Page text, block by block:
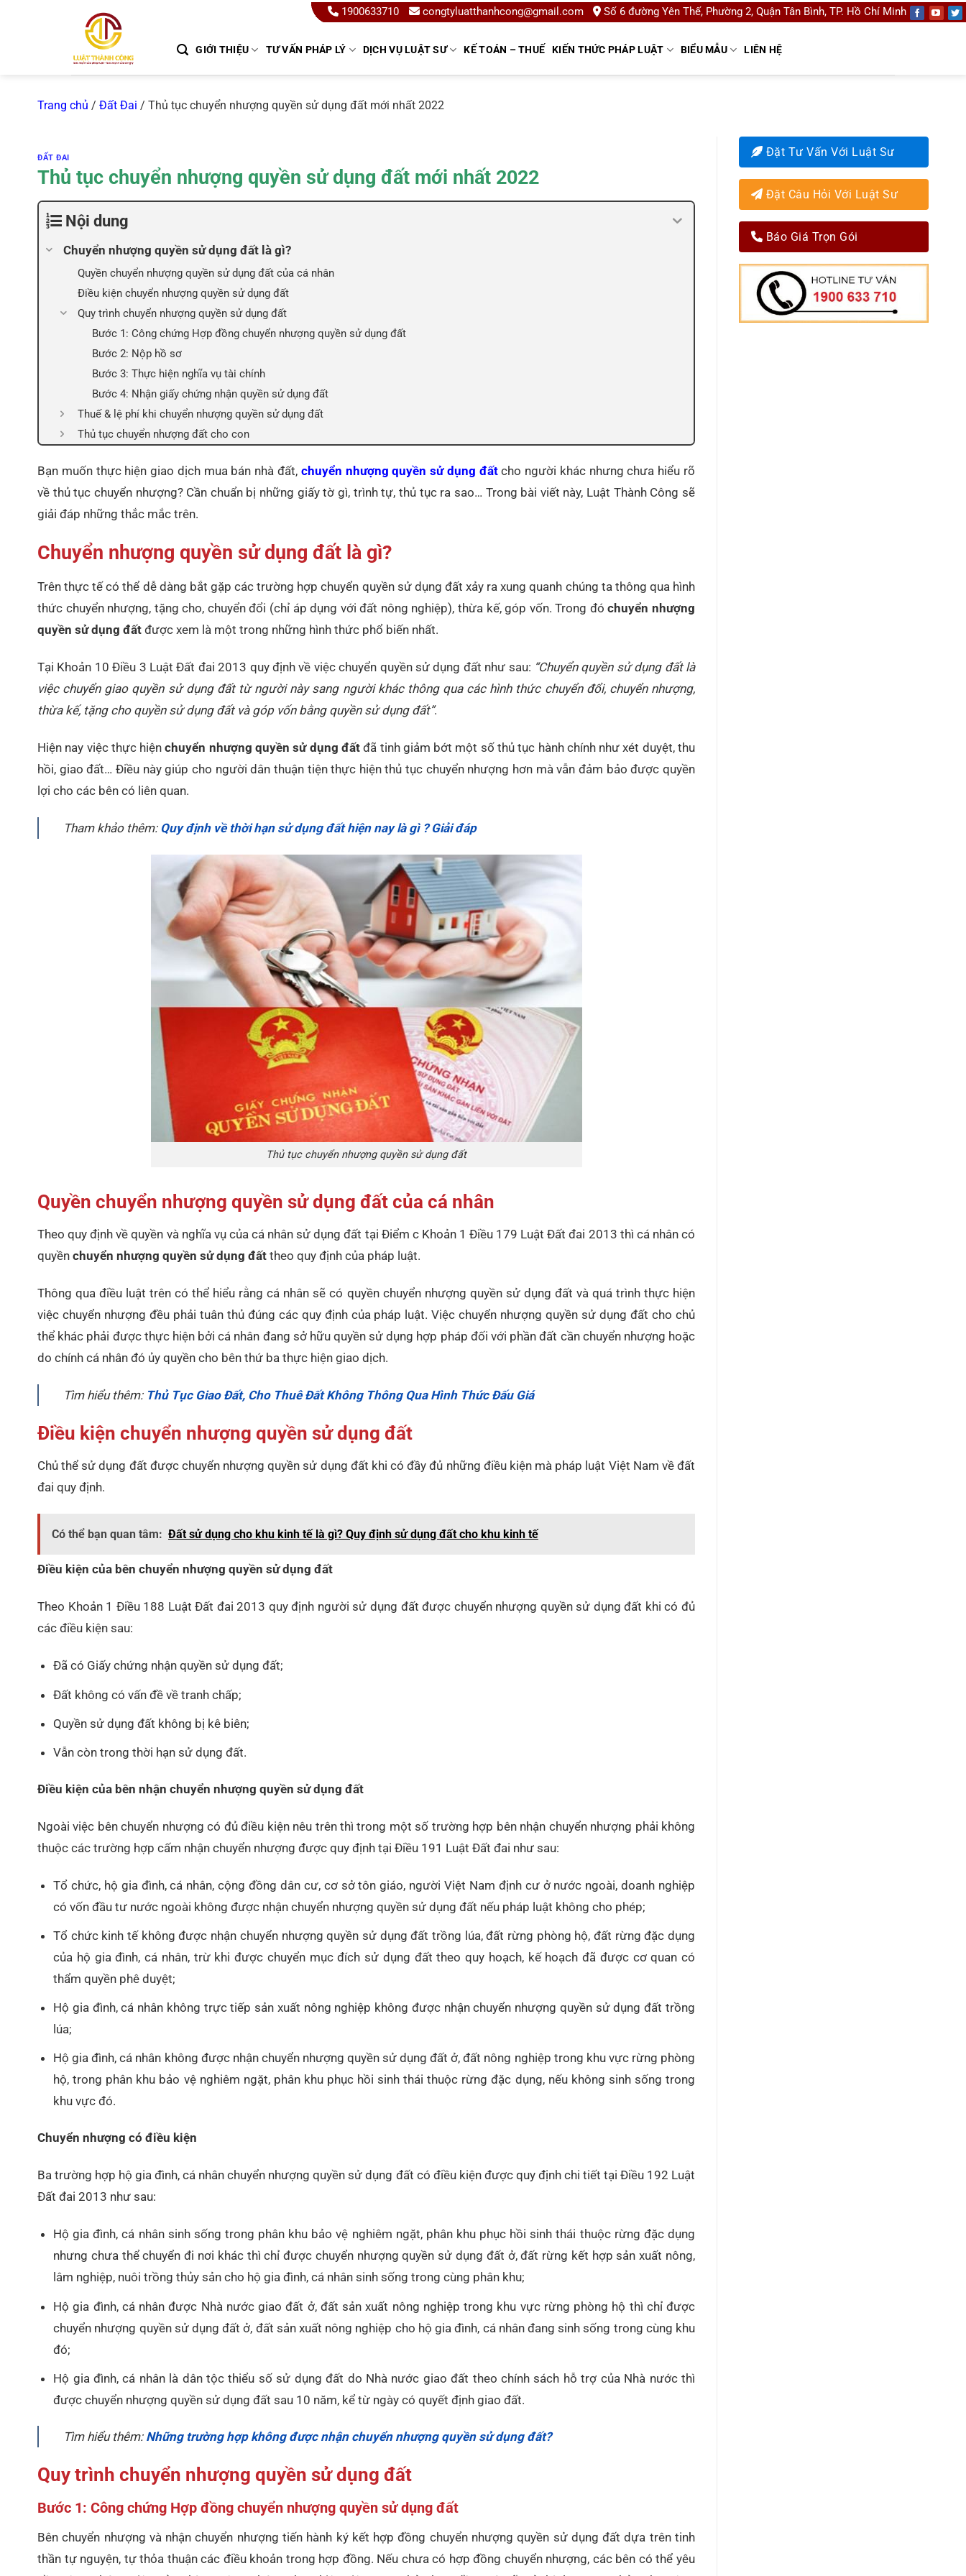
1900633710 congtyluatthanhcong@gmail.com Số 6 đường Yên Thế, Phường 2, Quận Tân Bình, TP. Hồ Chí Minh
GIỚI THIỆU TƯ VẤN PHÁP LÝ DỊCH VỤ LUẬT SƯ KẾ TOÁN – THUẾ KIẾN THỨC PHÁP LUẬT BIỂU MẪU LIÊN HỆ
Trang chủ / Đất Đai / Thủ tục chuyển nhượng quyền sử dụng đất mới nhất 2022
ĐẤT ĐAI
Thủ tục chuyển nhượng quyền sử dụng đất mới nhất 2022
Nội dung
Chuyển nhượng quyền sử dụng đất là gì?
Quyền chuyển nhượng quyền sử dụng đất của cá nhân
Điều kiện chuyển nhượng quyền sử dụng đất
Quy trình chuyển nhượng quyền sử dụng đất
Bước 1: Công chứng Hợp đồng chuyển nhượng quyền sử dụng đất
Bước 2: Nộp hồ sơ
Bước 3: Thực hiện nghĩa vụ tài chính
Bước 4: Nhận giấy chứng nhận quyền sử dụng đất
Thuế & lệ phí khi chuyển nhượng quyền sử dụng đất
Thủ tục chuyển nhượng đất cho con
Bạn muốn thực hiện giao dịch mua bán nhà đất, chuyển nhượng quyền sử dụng đấtcho người khác nhưng chưa hiểu rõ
về thủ tục chuyển nhượng? Cần chuẩn bị những giấy tờ gì, trình tự, thủ tục ra sao… Trong bài viết này, Luật Thành Công sẽ
giải đáp những thắc mắc trên.
Chuyển nhượng quyền sử dụng đất là gì?
Trên thực tế có thể dễ dàng bắt gặp các trường hợp chuyển quyền sử dụng đất xảy ra xung quanh chúng ta thông qua hình
thức chuyển nhượng, tặng cho, chuyển đổi (chỉ áp dụng với đất nông nghiệp), thừa kế, góp vốn. Trong đóchuyển nhượng
quyền sử dụng đất được xem là một trong những hình thức phổ biến nhất.
Tại Khoản 10 Điều 3 Luật Đất đai 2013 quy định về việc chuyển quyền sử dụng đất như sau: “Chuyển quyền sử dụng đất là
việc chuyển giao quyền sử dụng đất từ người này sang người khác thông qua các hình thức chuyển đổi, chuyển nhượng,
thừa kế, tặng cho quyền sử dụng đất và góp vốn bằng quyền sử dụng đất”.
Hiện nay việc thực hiệnchuyển nhượng quyền sử dụng đấtđã tinh giảm bớt một số thủ tục hành chính như xét duyệt, thu
hồi, giao đất… Điều này giúp cho người dân thuận tiện thực hiện thủ tục chuyển nhượng hơn mà vẫn đảm bảo được quyền
lợi cho các bên có liên quan.
Tham khảo thêm: Quy định về thời hạn sử dụng đất hiện nay là gì ? Giải đáp
Thủ tục chuyển nhượng quyền sử dụng đất
Quyền chuyển nhượng quyền sử dụng đất của cá nhân
Theo quy định về quyền và nghĩa vụ của cá nhân sử dụng đất tại Điểm c Khoản 1 Điều 179 Luật Đất đai 2013 thì cá nhân có
quyền chuyển nhượng quyền sử dụng đất theo quy định của pháp luật.
Thông qua điều luật trên có thể hiểu rằng cá nhân sẽ có quyền chuyển nhượng quyền sử dụng đất và quá trình thực hiện
việc chuyển nhượng đều phải tuân thủ đúng các quy định của pháp luật. Việc chuyển nhượng quyền sử dụng đất cho chủ
thể khác phải được thực hiện bởi cá nhân đang sở hữu quyền sử dụng hợp pháp đối với phần đất cần chuyển nhượng hoặc
do chính cá nhân đó ủy quyền cho bên thứ ba thực hiện giao dịch.
Tìm hiểu thêm: Thủ Tục Giao Đất, Cho Thuê Đất Không Thông Qua Hình Thức Đấu Giá
Điều kiện chuyển nhượng quyền sử dụng đất
Chủ thể sử dụng đất được chuyển nhượng quyền sử dụng đất khi có đầy đủ những điều kiện mà pháp luật Việt Nam về đất
đai quy định.
Có thể bạn quan tâm: Đất sử dụng cho khu kinh tế là gì? Quy định sử dụng đất cho khu kinh tế
Điều kiện của bên chuyển nhượng quyền sử dụng đất
Theo Khoản 1 Điều 188 Luật Đất đai 2013 quy định người sử dụng đất được chuyển nhượng quyền sử dụng đất khi có đủ
các điều kiện sau:
Đã có Giấy chứng nhận quyền sử dụng đất;
Đất không có vấn đề về tranh chấp;
Quyền sử dụng đất không bị kê biên;
Vẫn còn trong thời hạn sử dụng đất.
Điều kiện của bên nhận chuyển nhượng quyền sử dụng đất
Ngoài việc bên chuyển nhượng có đủ điều kiện nêu trên thì trong một số trường hợp bên nhận chuyển nhượng phải không
thuộc các trường hợp cấm nhận chuyển nhượng được quy định tại Điều 191 Luật Đất đai như sau:
Tổ chức, hộ gia đình, cá nhân, cộng đồng dân cư, cơ sở tôn giáo, người Việt Nam định cư ở nước ngoài, doanh nghiệp
có vốn đầu tư nước ngoài không được nhận chuyển nhượng quyền sử dụng đất nếu pháp luật không cho phép;
Tổ chức kinh tế không được nhận chuyển nhượng quyền sử dụng đất trồng lúa, đất rừng phòng hộ, đất rừng đặc dụng
của hộ gia đình, cá nhân, trừ khi được chuyển mục đích sử dụng đất theo quy hoạch, kế hoạch đã được cơ quan có
thẩm quyền phê duyệt;
Hộ gia đình, cá nhân không trực tiếp sản xuất nông nghiệp không được nhận chuyển nhượng quyền sử dụng đất trồng
lúa;
Hộ gia đình, cá nhân không được nhận chuyển nhượng quyền sử dụng đất ở, đất nông nghiệp trong khu vực rừng phòng
hộ, trong phân khu bảo vệ nghiêm ngặt, phân khu phục hồi sinh thái thuộc rừng đặc dụng, nếu không sinh sống trong
khu vực đó.
Chuyển nhượng có điều kiện
Ba trường hợp hộ gia đình, cá nhân chuyển nhượng quyền sử dụng đất có điều kiện được quy định chi tiết tại Điều 192 Luật
Đất đai 2013 như sau:
Hộ gia đình, cá nhân sinh sống trong phân khu bảo vệ nghiêm ngặt, phân khu phục hồi sinh thái thuộc rừng đặc dụng
nhưng chưa thể chuyển đi nơi khác thì chỉ được chuyển nhượng quyền sử dụng đất ở, đất rừng kết hợp sản xuất nông,
lâm nghiệp, nuôi trồng thủy sản cho hộ gia đình, cá nhân sinh sống trong cùng phân khu;
Hộ gia đình, cá nhân được Nhà nước giao đất ở, đất sản xuất nông nghiệp trong khu vực rừng phòng hộ thì chỉ được
chuyển nhượng quyền sử dụng đất ở, đất sản xuất nông nghiệp cho hộ gia đình, cá nhân đang sinh sống trong cùng khu
đó;
Hộ gia đình, cá nhân là dân tộc thiểu số sử dụng đất do Nhà nước giao đất theo chính sách hỗ trợ của Nhà nước thì
được chuyển nhượng quyền sử dụng đất sau 10 năm, kể từ ngày có quyết định giao đất.
Tìm hiểu thêm: Những trường hợp không được nhận chuyển nhượng quyền sử dụng đất?
Quy trình chuyển nhượng quyền sử dụng đất
Bước 1: Công chứng Hợp đồng chuyển nhượng quyền sử dụng đất
Bên chuyển nhượng và nhận chuyển nhượng tiến hành ký kết hợp đồng chuyển nhượng quyền sử dụng đất dựa trên tinh
thần tự nguyện, tự thỏa thuận các điều khoản trong hợp đồng. Nếu chưa có hợp đồng chuyển nhượng, các bên có thể yêu
Đặt Tư Vấn Với Luật Sư
Đặt Câu Hỏi Với Luật Sư
Báo Giá Trọn Gói